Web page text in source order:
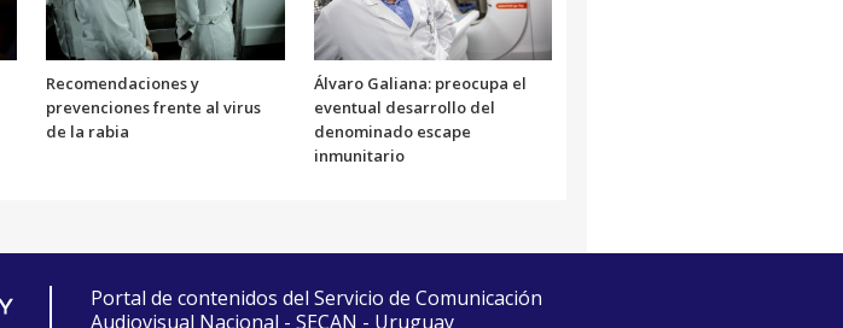
Recomendaciones y
prevenciones frente al virus
de la rabia
Álvaro Galiana: preocupa el
eventual desarrollo del
denominado escape
inmunitario
Portal de contenidos del Servicio de Comunicación
Audiovisual Nacional - SECAN - Uruguay